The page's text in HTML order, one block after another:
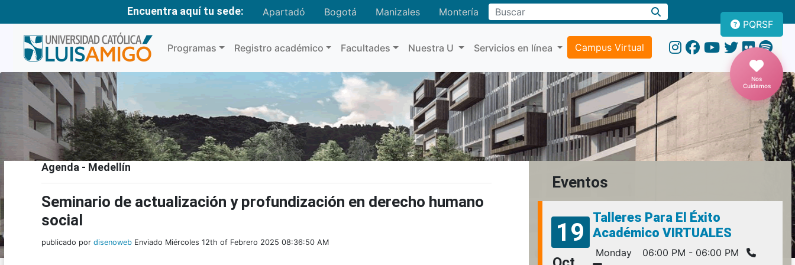
Encuentra aquí tu sede: Apartadó Bogotá Manizales MonteríaBuscar
Programas Registro académico Facultades Nuestra U Servicios en línea Campus Virtual
PQRSF
Nos
Cuidamos
Agenda - Medellín
Seminario de actualización y profundización en derecho humano
social
publicado por disenoweb Enviado Miércoles 12th of Febrero 2025 08:36:50 AM
Eventos
19
Talleres Para El Éxito
Académico VIRTUALES
Monday 06:00 PM - 06:00 PM